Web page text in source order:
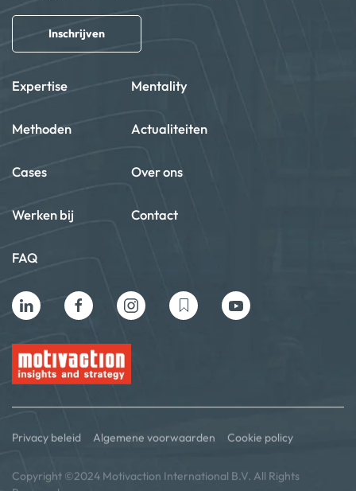
Inschrijven
Expertise Mentality
Methoden Actualiteiten
Cases Over ons
Werken bij Contact
FAQ
Privacy beleid Algemene voorwaarden Cookie policy
Copyright ©2024 Motivaction International B.V. All Rights